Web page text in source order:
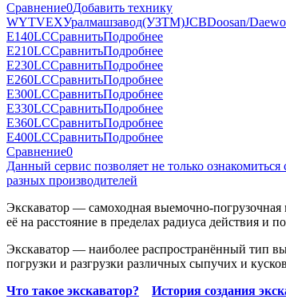
Сравнение0Добавить технику
WYTVEXУралмашзавод(УЗТМ)JCBDoosan/
E140LCСравнитьПодробнее
E210LCСравнитьПодробнее
E230LCСравнитьПодробнее
E260LCСравнитьПодробнее
E300LCСравнитьПодробнее
E330LCСравнитьПодробнее
E360LCСравнитьПодробнее
E400LCСравнитьПодробнее
Сравнение0
Данный сервис позволяет не только
разных производителей
Экскаватор — самоходная выемочно-
её на расстояние в пределах радиуса действия и
Экскаватор — наиболее распространённый тип
погрузки и разгрузки различных сыпучих и
Что такое экскаватор?
История создания